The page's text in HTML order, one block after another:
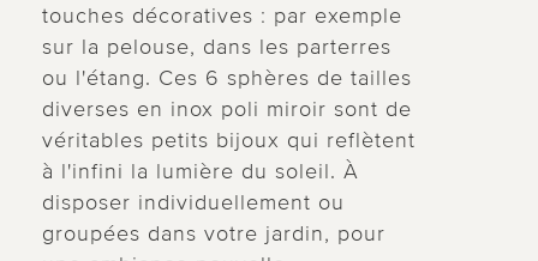
touches décoratives : par exemple
sur la pelouse, dans les parterres
ou l'étang. Ces 6 sphères de tailles
diverses en inox poli miroir sont de
véritables petits bijoux qui reflètent
à l'infini la lumière du soleil. À
disposer individuellement ou
groupées dans votre jardin, pour